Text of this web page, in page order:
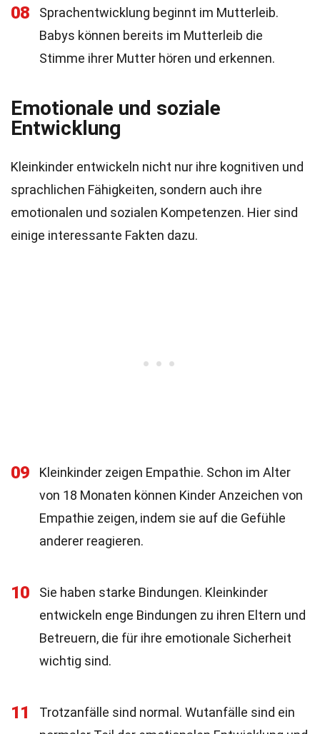
08
Sprachentwicklung beginnt im Mutterleib.
Babys können bereits im Mutterleib die
Stimme ihrer Mutter hören und erkennen.
Emotionale und soziale
Entwicklung
Kleinkinder entwickeln nicht nur ihre kognitiven und
sprachlichen Fähigkeiten, sondern auch ihre
emotionalen und sozialen Kompetenzen. Hier sind
einige interessante Fakten dazu.
09
Kleinkinder zeigen Empathie. Schon im Alter
von 18 Monaten können Kinder Anzeichen von
Empathie zeigen, indem sie auf die Gefühle
anderer reagieren.
10
Sie haben starke Bindungen. Kleinkinder
entwickeln enge Bindungen zu ihren Eltern und
Betreuern, die für ihre emotionale Sicherheit
wichtig sind.
11
Trotzanfälle sind normal. Wutanfälle sind ein